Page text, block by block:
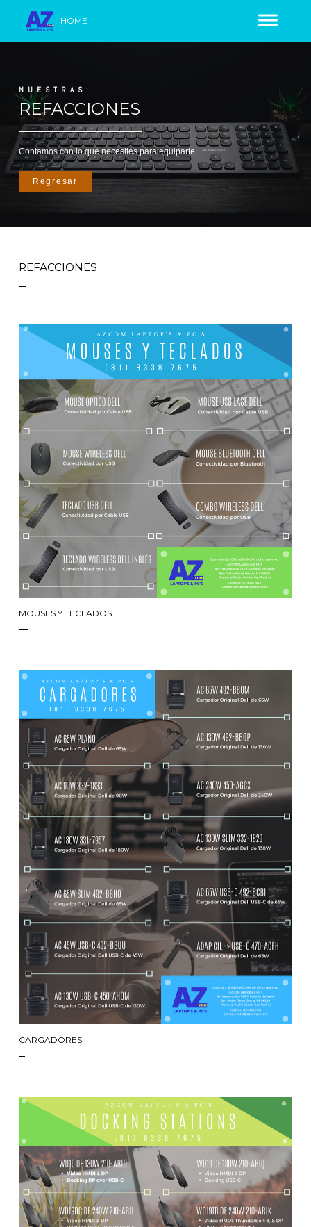
HOME
NUESTRAS:
REFACCIONES
Contamos con lo que necesites para equiparte
Regresar
REFACCIONES
MOUSES Y TECLADOS
CARGADORES